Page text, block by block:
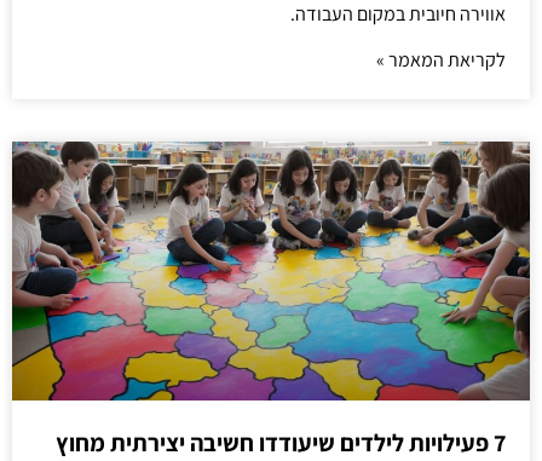
אווירה חיובית במקום העבודה.
לקריאת המאמר »
7 פעילויות לילדים שיעודדו חשיבה יצירתית מחוץ